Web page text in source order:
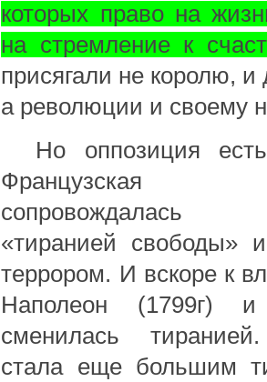
которых право на
на стремление к
присягали не королю, и
а революции и своему
Но оппозиция
Французская
сопровождалась
«тиранией свободы»
террором. И вскоре к
Наполеон (1799г) и
сменилась
стала еще большим